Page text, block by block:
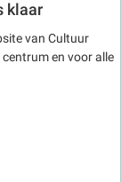
klaar
van Cultuur
en voor alle